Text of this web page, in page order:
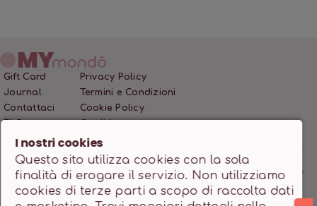
Gift Card
Journal
Contattaci
Privacy Policy
Termini e Condizioni
Cookie Policy
MONDO SSD SRL • P.IVA 12466200966 • Capitale Sociale
10.000,00 €
Powered by milanowebdesignstudio.it
I nostri cookies
Questo sito utilizza cookies con la sola
finalità di erogare il servizio. Non utilizziamo
cookies di terze parti a scopo di raccolta dati